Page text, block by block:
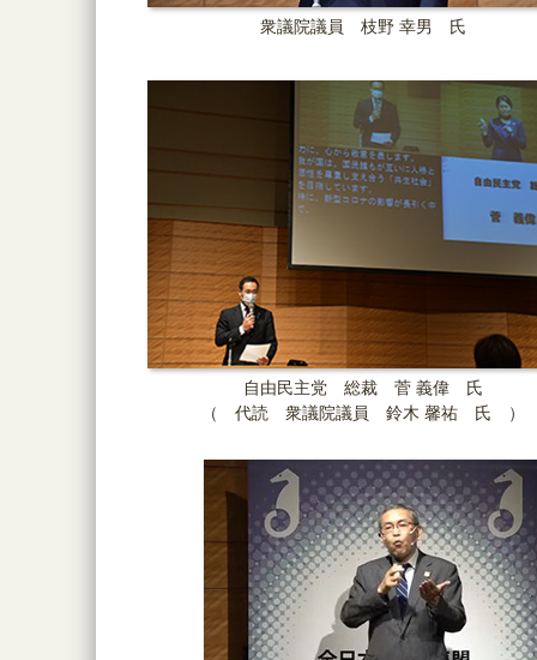
衆議院議員 枝野 幸男 氏
自由民主党 総裁 菅 義偉 氏
（ 代読 衆議院議員 鈴木 馨祐 氏 ）